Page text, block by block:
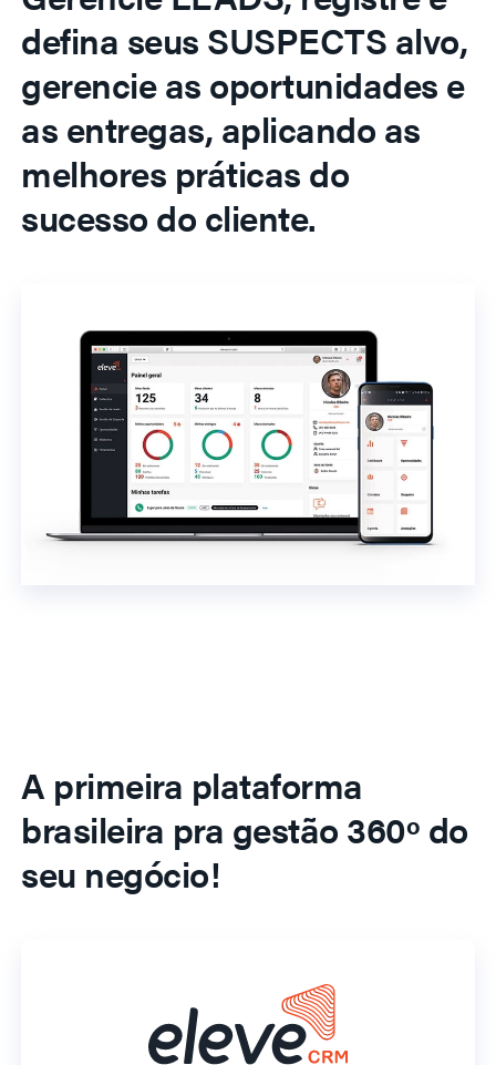
defina seus SUSPECTS alvo,
gerencie as oportunidades e
as entregas, aplicando as
melhores práticas do
sucesso do cliente.
A primeira plataforma
brasileira pra gestão 360º do
seu negócio!